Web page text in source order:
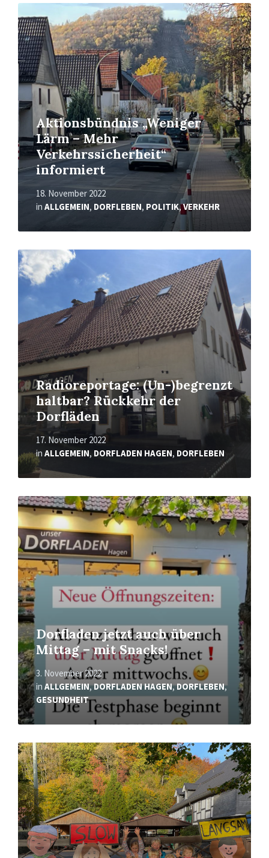
Aktionsbündnis „Weniger
Lärm – Mehr
Verkehrssicherheit“
informiert
18. November 2022
in ALLGEMEIN, DORFLEBEN, POLITIK,VERKEHR
Read
More
Radioreportage: (Un-)begrenzt
haltbar? Rückkehr der
Dorfläden
17. November 2022
in ALLGEMEIN, DORFLADEN HAGEN, DORFLEBEN
Read
More
Dorfladen jetzt auch über
Mittag – mit Snacks!
3. November 2022
in ALLGEMEIN,DORFLADEN HAGEN,DORFLEBEN,
GESUNDHEIT
Read
More
Read
More